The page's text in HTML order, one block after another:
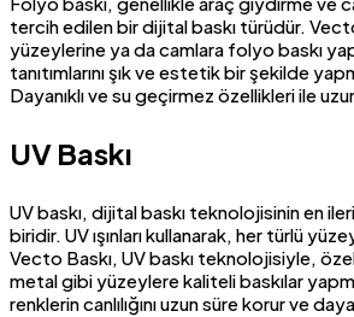
tercih edilen bir dijital baskı türüdür. Vecto
yüzeylerine ya da camlara folyo baskı
tanıtımlarını şık ve estetik bir şekilde
Dayanıklı ve su geçirmez özellikleri ile
UV Baskı
UV baskı, dijital baskı teknolojisinin en
biridir. UV ışınları kullanarak, her türlü
Vecto Baskı, UV baskı teknolojisiyle,
metal gibi yüzeylere kaliteli baskılar
renklerin canlılığını uzun süre korur ve